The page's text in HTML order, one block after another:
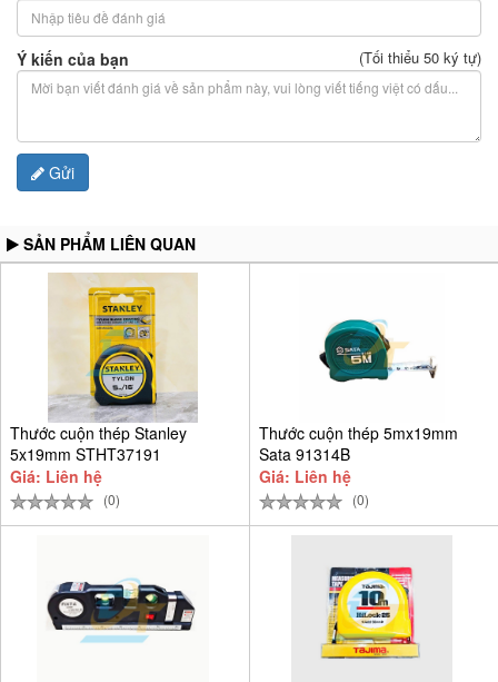
Ý kiến của bạn (Tối thiểu 50 ký tự)
Gửi
SẢN PHẨM LIÊN QUAN
Thước cuộn thép Stanley
5x19mm STHT37191
Giá: Liên hệ
(0)
Thước cuộn thép 5mx19mm
Sata 91314B
Giá: Liên hệ
(0)